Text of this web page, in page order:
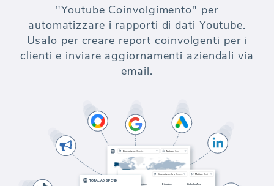
"Youtube Coinvolgimento" per
automatizzare i rapporti di dati Youtube.
Usalo per creare report coinvolgenti per i
clienti e inviare aggiornamenti aziendali via
email.